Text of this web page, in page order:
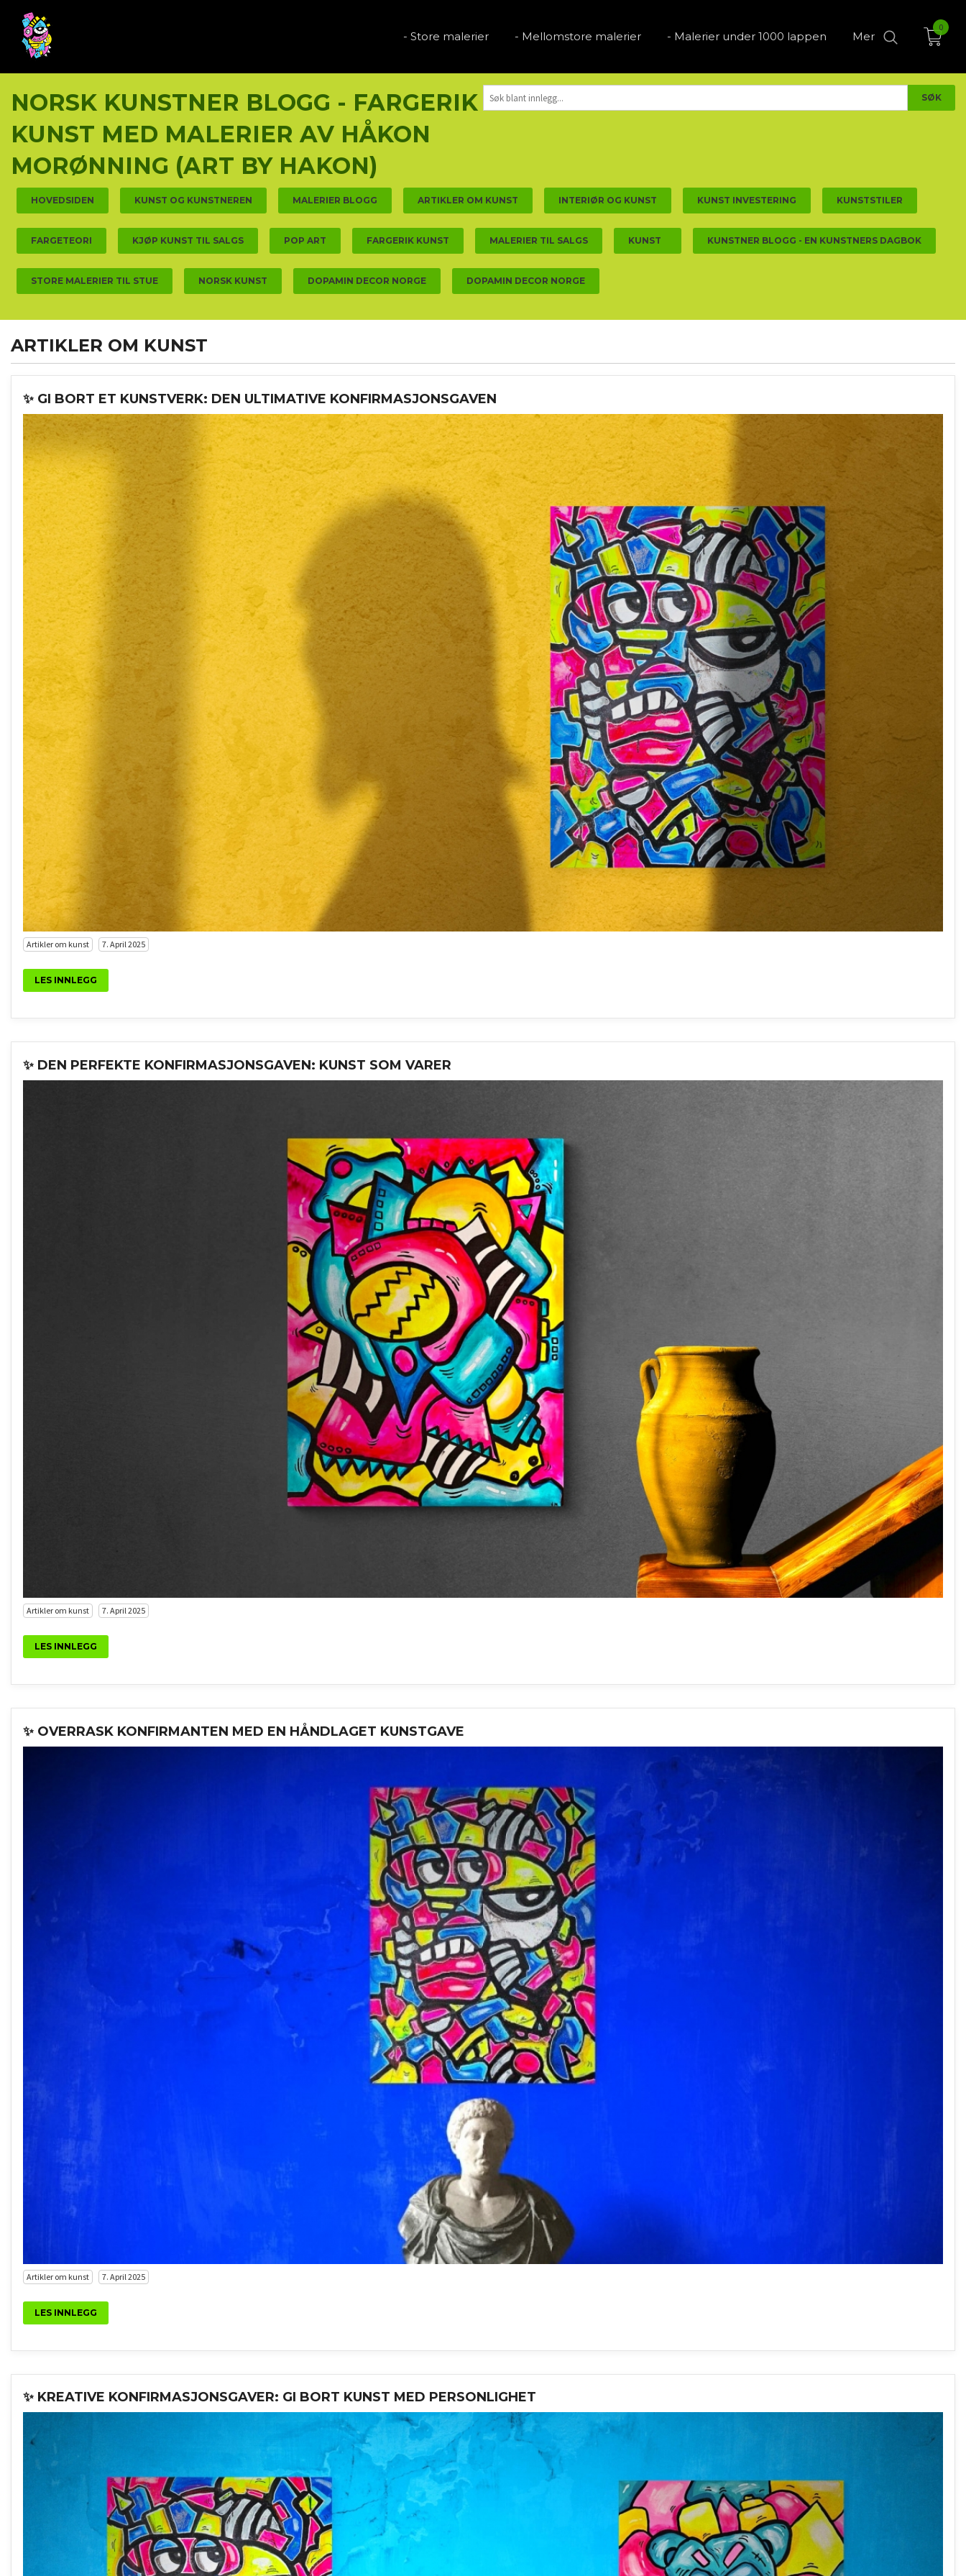
innholdet
PRODUKTER
- Store malerier - Mellomstore malerier - Malerier under 1000 lappen Mer
0
NORSK KUNSTNER BLOGG - FARGERIK
KUNST MED MALERIER AV HÅKON
MORØNNING (ART BY HAKON)
HOVEDSIDEN KUNST OG KUNSTNEREN MALERIER BLOGG ARTIKLER OM KUNST INTERIØR OG KUNST KUNST INVESTERING KUNSTSTILER
FARGETEORI KJØP KUNST TIL SALGS POP ART FARGERIK KUNST MALERIER TIL SALGS KUNST KUNSTNER BLOGG - EN KUNSTNERS DAGBOK
STORE MALERIER TIL STUE NORSK KUNST DOPAMIN DECOR NORGE DOPAMIN DECOR NORGE
ARTIKLER OM KUNST
✨ GI BORT ET KUNSTVERK: DEN ULTIMATIVE KONFIRMASJONSGAVEN
Artikler om kunst 7. April 2025
LES INNLEGG
✨ DEN PERFEKTE KONFIRMASJONSGAVEN: KUNST SOM VARER
Artikler om kunst 7. April 2025
LES INNLEGG
✨ OVERRASK KONFIRMANTEN MED EN HÅNDLAGET KUNSTGAVE
Artikler om kunst 7. April 2025
LES INNLEGG
✨ KREATIVE KONFIRMASJONSGAVER: GI BORT KUNST MED PERSONLIGHET